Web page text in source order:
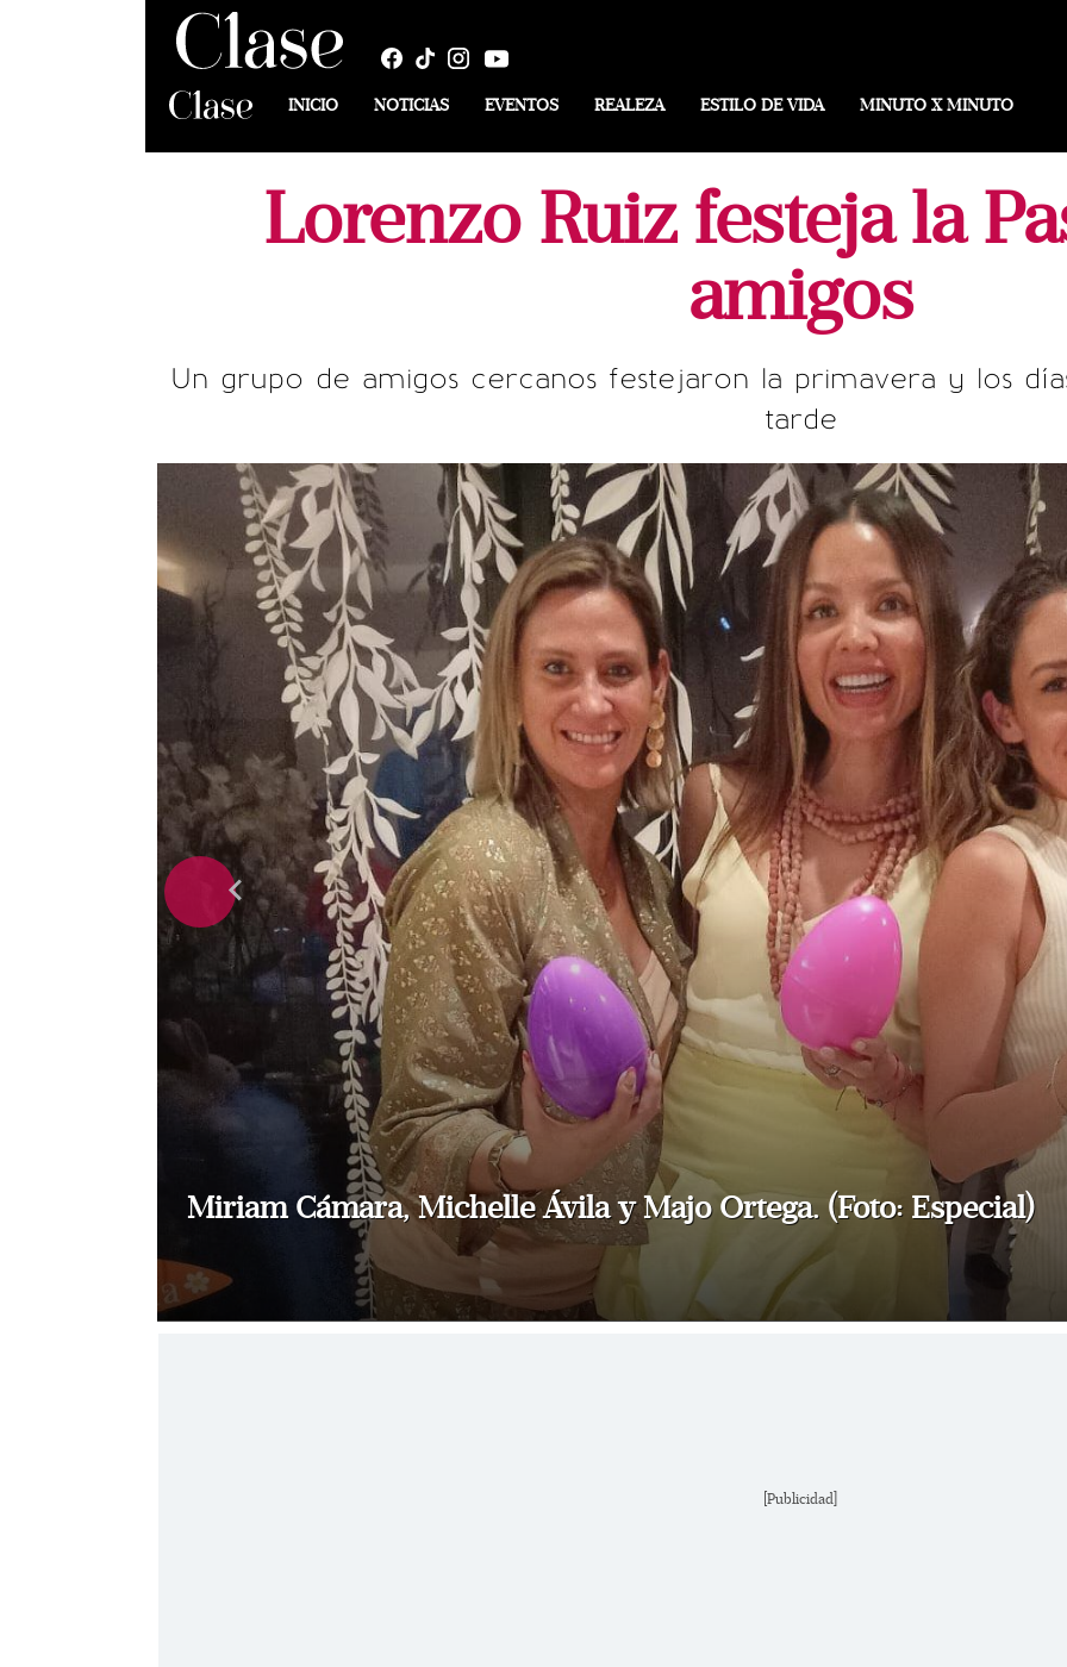
INICIO NOTICIAS EVENTOS REALEZA ESTILO DE VIDA MINUTO X MINUTO
Lorenzo Ruiz festeja la
amigos
Un grupo de amigos cercanos festejaron la primavera y los
tarde
Miriam Cámara, Michelle Ávila y Majo Ortega. (Foto: Especial)
[Publicidad]